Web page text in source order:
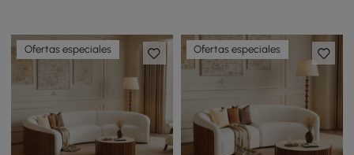
Ofertas especiales Ofertas especiales